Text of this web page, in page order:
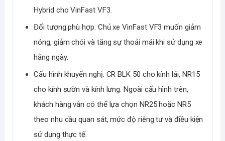
Hybrid cho VinFast VF3.
Đối tượng phù hợp: Chủ xe VinFast VF3 muốn giảm
nóng, giảm chói và tăng sự thoải mái khi sử dụng xe
hằng ngày.
Cấu hình khuyến nghị: CR BLK 50 cho kính lái, NR15
cho kính sườn và kính lưng. Ngoài cấu hình trên,
khách hàng vẫn có thể lựa chọn NR25 hoặc NR5
theo nhu cầu quan sát, mức độ riêng tư và điều kiện
sử dụng thực tế.